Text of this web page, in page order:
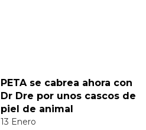
PETA se cabrea ahora con
Dr Dre por unos cascos de
piel de animal
13 Enero